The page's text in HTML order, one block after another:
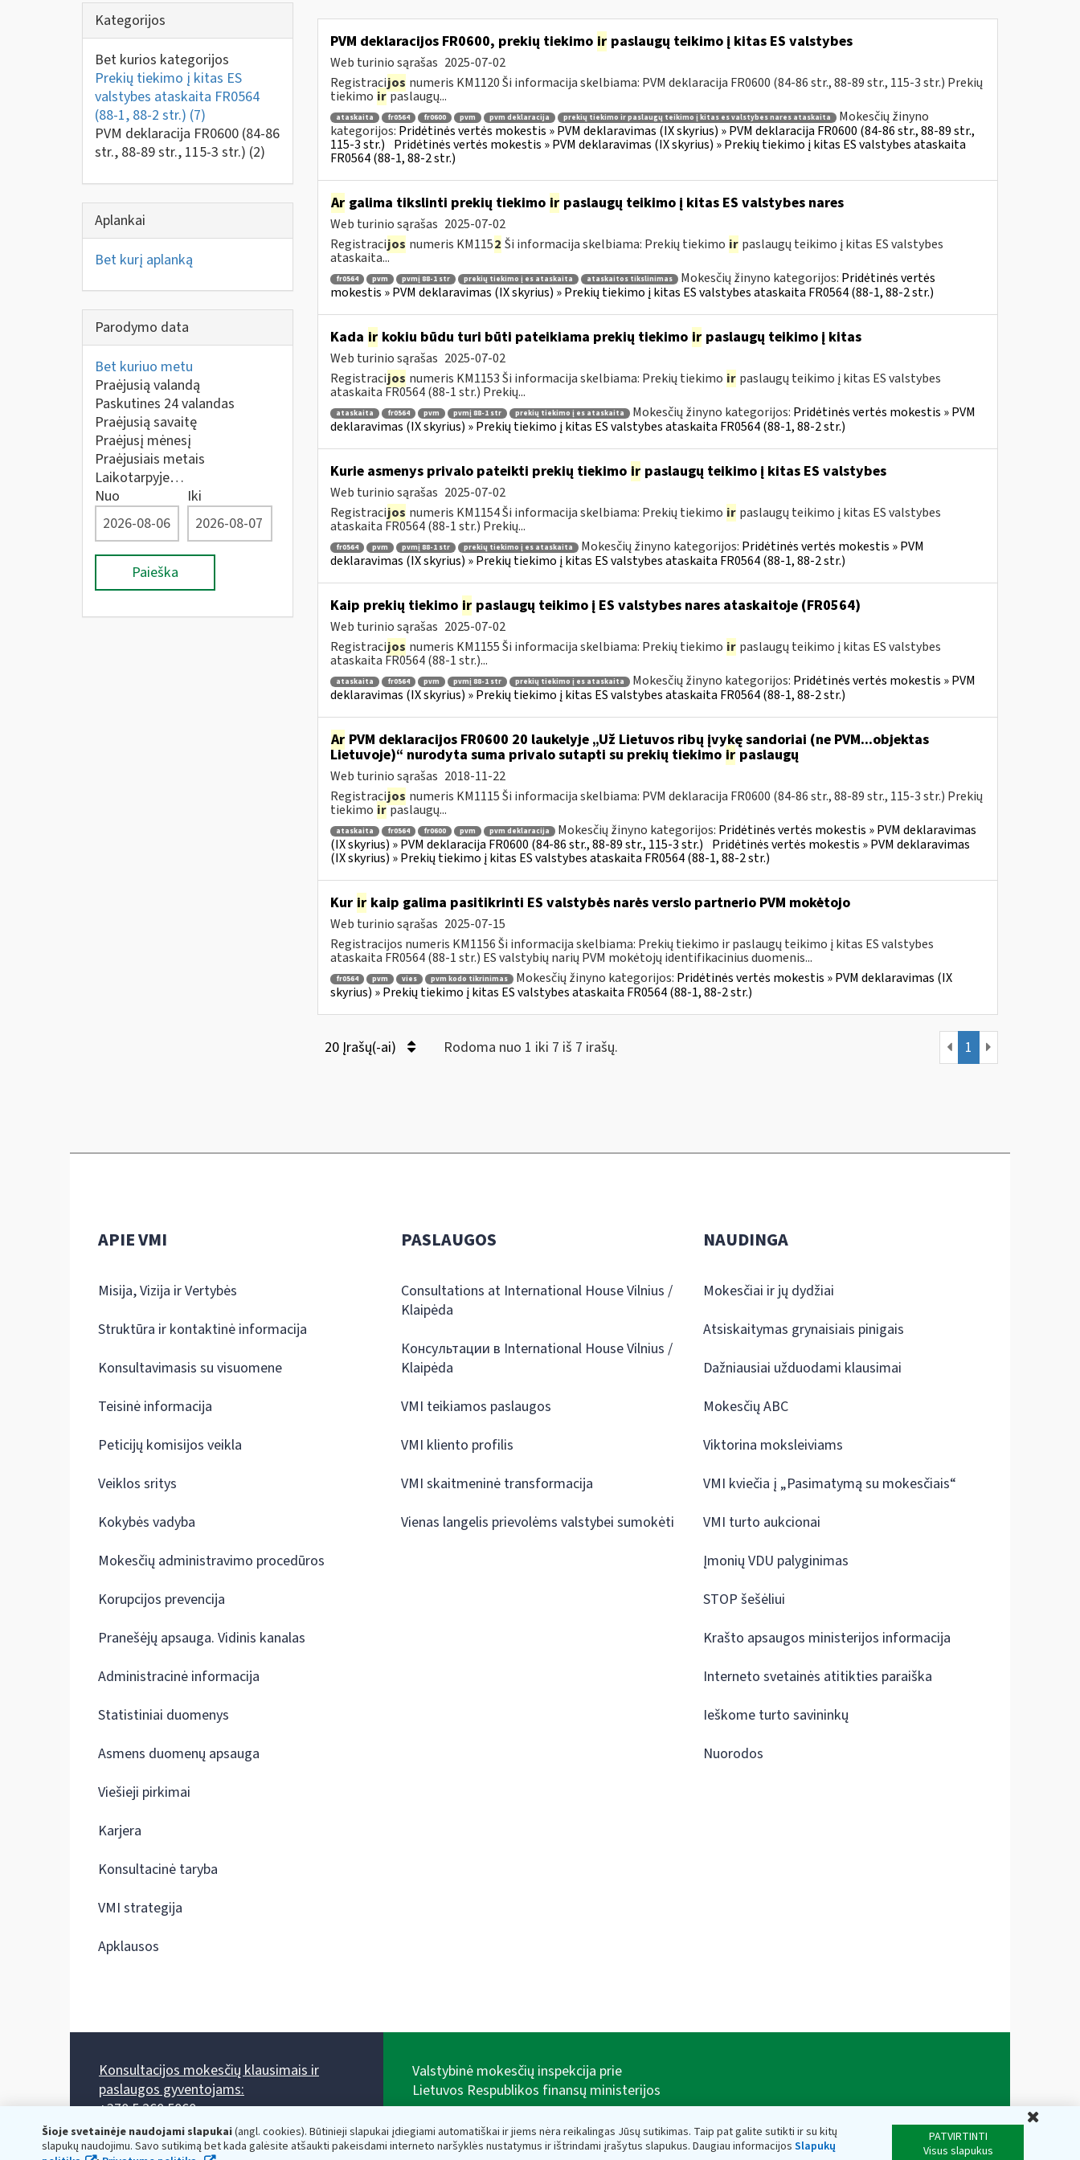
Kategorijos
Bet kurios kategorijos
Prekių tiekimo į kitas ES
valstybes ataskaita FR0564
(88-1, 88-2 str.) (7)
PVM deklaracija FR0600 (84-86
str., 88-89 str., 115-3 str.) (2)
Aplankai
Bet kurį aplanką
Parodymo data
Bet kuriuo metu
Praėjusią valandą
Paskutines 24 valandas
Praėjusią savaitę
Praėjusį mėnesį
Praėjusiais metais
Laikotarpyje…
Nuo
Iki
Paieška
PVM deklaracijos FR0600, prekių tiekimo irpaslaugų teikimo į kitas ES valstybes
Web turinio sąrašas 2025-07-02
Registracijos numeris KM1120 Ši informacija skelbiama: PVM deklaracija FR0600 (84-86 str., 88-89 str., 115-3 str.) Prekių
tiekimo irpaslaugų...
ataskaita fr0564 fr0600 pvm pvm deklaracija prekių tiekimo ir paslaugų teikimo į kitas es valstybes nares ataskaita
Mokesčių žinyno
kategorijos: Pridėtinės vertės mokestis » PVM deklaravimas (IX skyrius) » PVM deklaracija FR0600 (84-86 str., 88-89 str.,
115-3 str.) Pridėtinės vertės mokestis » PVM deklaravimas (IX skyrius) » Prekių tiekimo į kitas ES valstybes ataskaita
FR0564 (88-1, 88-2 str.)
Argalima tikslinti prekių tiekimo irpaslaugų teikimo į kitas ES valstybes nares
Web turinio sąrašas 2025-07-02
Registracijos numeris KM1152 Ši informacija skelbiama: Prekių tiekimo ir paslaugų teikimo į kitas ES valstybes
ataskaita...
fr0564 pvm pvmį 88-1 str prekių tiekimo į es ataskaita ataskaitos tikslinimas Mokesčių žinyno kategorijos: Pridėtinės vertės
mokestis » PVM deklaravimas (IX skyrius) » Prekių tiekimo į kitas ES valstybes ataskaita FR0564 (88-1, 88-2 str.)
Kada irkokiu būdu turi būti pateikiama prekių tiekimo irpaslaugų teikimo į kitas
Web turinio sąrašas 2025-07-02
Registracijos numeris KM1153 Ši informacija skelbiama: Prekių tiekimo ir paslaugų teikimo į kitas ES valstybes
ataskaita FR0564 (88-1 str.) Prekių...
ataskaita fr0564 pvm pvmį 88-1 str prekių tiekimo į es ataskaita Mokesčių žinyno kategorijos: Pridėtinės vertės mokestis » PVM
deklaravimas (IX skyrius) » Prekių tiekimo į kitas ES valstybes ataskaita FR0564 (88-1, 88-2 str.)
Kurie asmenys privalo pateikti prekių tiekimo irpaslaugų teikimo į kitas ES valstybes
Web turinio sąrašas 2025-07-02
Registracijos numeris KM1154 Ši informacija skelbiama: Prekių tiekimo ir paslaugų teikimo į kitas ES valstybes
ataskaita FR0564 (88-1 str.) Prekių...
fr0564 pvm pvmį 88-1 str prekių tiekimo į es ataskaita Mokesčių žinyno kategorijos: Pridėtinės vertės mokestis » PVM
deklaravimas (IX skyrius) » Prekių tiekimo į kitas ES valstybes ataskaita FR0564 (88-1, 88-2 str.)
Kaip prekių tiekimo irpaslaugų teikimo į ES valstybes nares ataskaitoje (FR0564)
Web turinio sąrašas 2025-07-02
Registracijos numeris KM1155 Ši informacija skelbiama: Prekių tiekimo ir paslaugų teikimo į kitas ES valstybes
ataskaita FR0564 (88-1 str.)...
ataskaita fr0564 pvm pvmį 88-1 str prekių tiekimo į es ataskaita Mokesčių žinyno kategorijos: Pridėtinės vertės mokestis » PVM
deklaravimas (IX skyrius) » Prekių tiekimo į kitas ES valstybes ataskaita FR0564 (88-1, 88-2 str.)
ArPVM deklaracijos FR0600 20 laukelyje „Už Lietuvos ribų įvykę sandoriai (ne PVM...objektas
Lietuvoje)“ nurodyta suma privalo sutapti su prekių tiekimo irpaslaugų
Web turinio sąrašas 2018-11-22
Registracijos numeris KM1115 Ši informacija skelbiama: PVM deklaracija FR0600 (84-86 str., 88-89 str., 115-3 str.) Prekių
tiekimo irpaslaugų...
ataskaita fr0564 fr0600 pvm pvm deklaracija Mokesčių žinyno kategorijos: Pridėtinės vertės mokestis » PVM deklaravimas
(IX skyrius) » PVM deklaracija FR0600 (84-86 str., 88-89 str., 115-3 str.) Pridėtinės vertės mokestis » PVM deklaravimas
(IX skyrius) » Prekių tiekimo į kitas ES valstybes ataskaita FR0564 (88-1, 88-2 str.)
Kur irkaip galima pasitikrinti ES valstybės narės verslo partnerio PVM mokėtojo
Web turinio sąrašas 2025-07-15
Registracijos numeris KM1156 Ši informacija skelbiama: Prekių tiekimo ir paslaugų teikimo į kitas ES valstybes
ataskaita FR0564 (88-1 str.) ES valstybių narių PVM mokėtojų identifikacinius duomenis...
fr0564 pvm vies pvm kodo tikrinimas Mokesčių žinyno kategorijos: Pridėtinės vertės mokestis » PVM deklaravimas (IX
skyrius) » Prekių tiekimo į kitas ES valstybes ataskaita FR0564 (88-1, 88-2 str.)
20 Įrašų(-ai) Rodoma nuo 1 iki 7 iš 7 irašų. 1
Šioje svetainėje naudojami slapukai(angl. cookies). Būtinieji slapukai įdiegiami automatiškai ir jiems nėra reikalingas Jūsų sutikimas. Taip pat galite sutikti ir su kitų
slapukų naudojimu. Savo sutikimą bet kada galėsite atšaukti pakeisdami interneto naršyklės nustatymus ir ištrindami įrašytus slapukus. Daugiau informacijos Slapukų
PATVIRTINTI
Visus slapukus
APIE VMI
Misija, Vizija ir Vertybės
Struktūra ir kontaktinė informacija
Konsultavimasis su visuomene
Teisinė informacija
Peticijų komisijos veikla
Veiklos sritys
Kokybės vadyba
Mokesčių administravimo procedūros
Korupcijos prevencija
Pranešėjų apsauga. Vidinis kanalas
Administracinė informacija
Statistiniai duomenys
Asmens duomenų apsauga
Viešieji pirkimai
Karjera
Konsultacinė taryba
VMI strategija
Apklausos
PASLAUGOS
Consultations at International House Vilnius /
Klaipėda
Консультации в International House Vilnius /
Klaipėda
VMI teikiamos paslaugos
VMI kliento profilis
VMI skaitmeninė transformacija
Vienas langelis prievolėms valstybei sumokėti
NAUDINGA
Mokesčiai ir jų dydžiai
Atsiskaitymas grynaisiais pinigais
Dažniausiai užduodami klausimai
Mokesčių ABC
Viktorina moksleiviams
VMI kviečia į „Pasimatymą su mokesčiais“
VMI turto aukcionai
Įmonių VDU palyginimas
STOP šešėliui
Krašto apsaugos ministerijos informacija
Interneto svetainės atitikties paraiška
Ieškome turto savininkų
Nuorodos
Konsultacijos mokesčių klausimais ir
paslaugos gyventojams:
+370 5 260 5060
Darbo laikas: I-IV 8.00-17.00, V 8.00-15.45.
Prieššventinę dieną - viena valanda trumpiau.
Kiekvieno mėnesio antrą penktadienį 8.00 val. - 12.00 val.
Valstybinė mokesčių inspekcija prie
Lietuvos Respublikos finansų ministerijos
adresas: Vasario 16-osios g. 14, 01107 Vilnius, Lietuva,
el.paštas:vmi@vmi.lt, E. pristatymo dėžutės adresas